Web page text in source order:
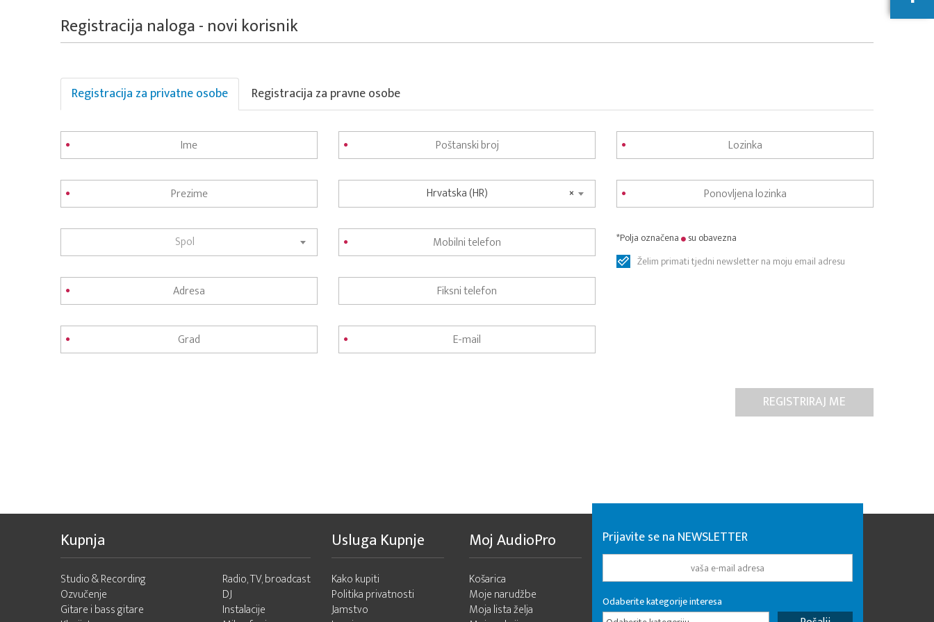
Registracija naloga - novi korisnik
Registracija za privatne osobe Registracija za pravne osobe
Spol
×
Hrvatska (HR)
*Polja označena
su obavezna
Želim primati tjedni newsletter na moju email adresu
Kupnja
Studio & Recording
Ozvučenje
Gitare i bass gitare
Radio, TV, broadcast
DJ
Instalacije
Usluga Kupnje
Kako kupiti
Politika privatnosti
Jamstvo
Moj AudioPro
Košarica
Moje narudžbe
Moja lista želja
Prijavite se na NEWSLETTER
Odaberite kategorije interesa